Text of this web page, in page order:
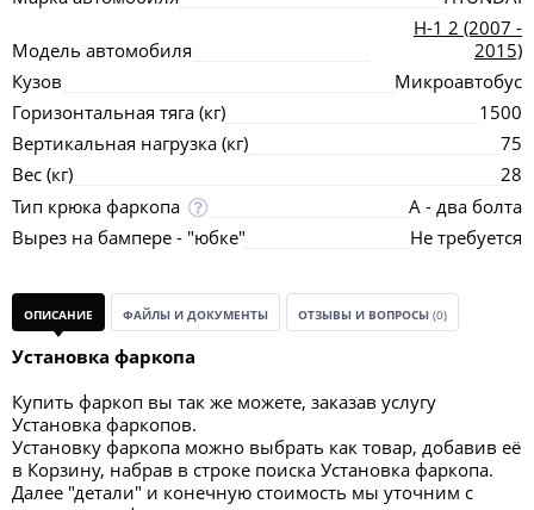
Модель автомобиля
H-1 2 (2007 -
2015)
Кузов
Микроавтобус
Горизонтальная тяга (кг)
1500
Вертикальная нагрузка (кг)
75
Вес (кг)
28
Тип крюка фаркопа
А - два болта
Вырез на бампере - "юбке"
Не требуется
ОПИСАНИЕ ФАЙЛЫ И ДОКУМЕНТЫ ОТЗЫВЫ И ВОПРОСЫ (0)
Установка фаркопа
Купить фаркоп вы так же можете, заказав услугу
Установка фаркопов.
Установку фаркопа можно выбрать как товар, добавив её
в Корзину, набрав в строке поиска Установка фаркопа.
Далее "детали" и конечную стоимость мы уточним с